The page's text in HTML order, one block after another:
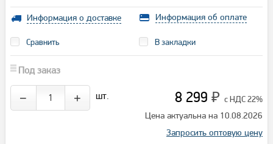
Информация о доставке Информация об оплате
Сравнить В закладки
Под заказ
− + шт. 8 299 ₽ с НДС 22%
Цена актуальна на 10.08.2026
Запросить оптовую цену